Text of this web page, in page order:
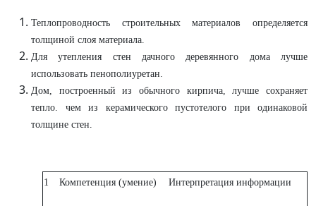
Теплопроводность строительных материалов определяется
толщиной слоя материала.
Для утепления стен дачного деревянного дома лучше
использовать пенополиуретан.
Дом, построенный из обычного кирпича, лучше сохраняет
тепло. чем из керамического пустотелого при одинаковой
толщине стен.
1 Компетенция (умение) Интерпретация информации